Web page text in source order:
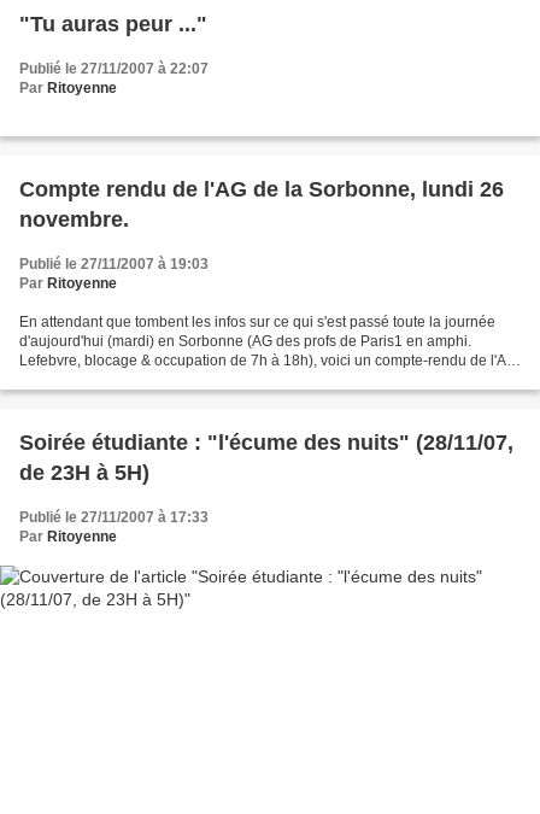
"Tu auras peur ..."
Publié le 27/11/2007 à 22:07
Par Ritoyenne
Compte rendu de l'AG de la Sorbonne, lundi 26
novembre.
Publié le 27/11/2007 à 19:03
Par Ritoyenne
En attendant que tombent les infos sur ce qui s'est passé toute la journée
d'aujourd'hui (mardi) en Sorbonne (AG des profs de Paris1 en amphi.
Lefebvre, blocage & occupation de 7h à 18h), voici un compte-rendu de l'AG
Soirée étudiante : "l'écume des nuits" (28/11/07,
de 23H à 5H)
Publié le 27/11/2007 à 17:33
Par Ritoyenne